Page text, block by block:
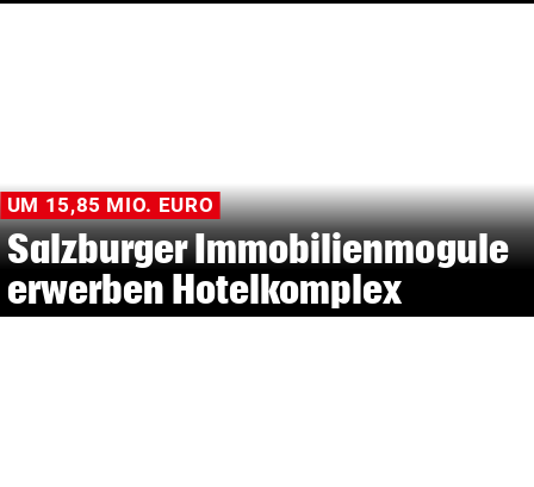
UM 15,85 MIO. EURO
Salzburger Immobilienmogule
erwerben Hotelkomplex